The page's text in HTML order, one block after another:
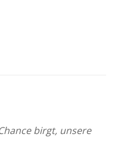
birgt, unsere